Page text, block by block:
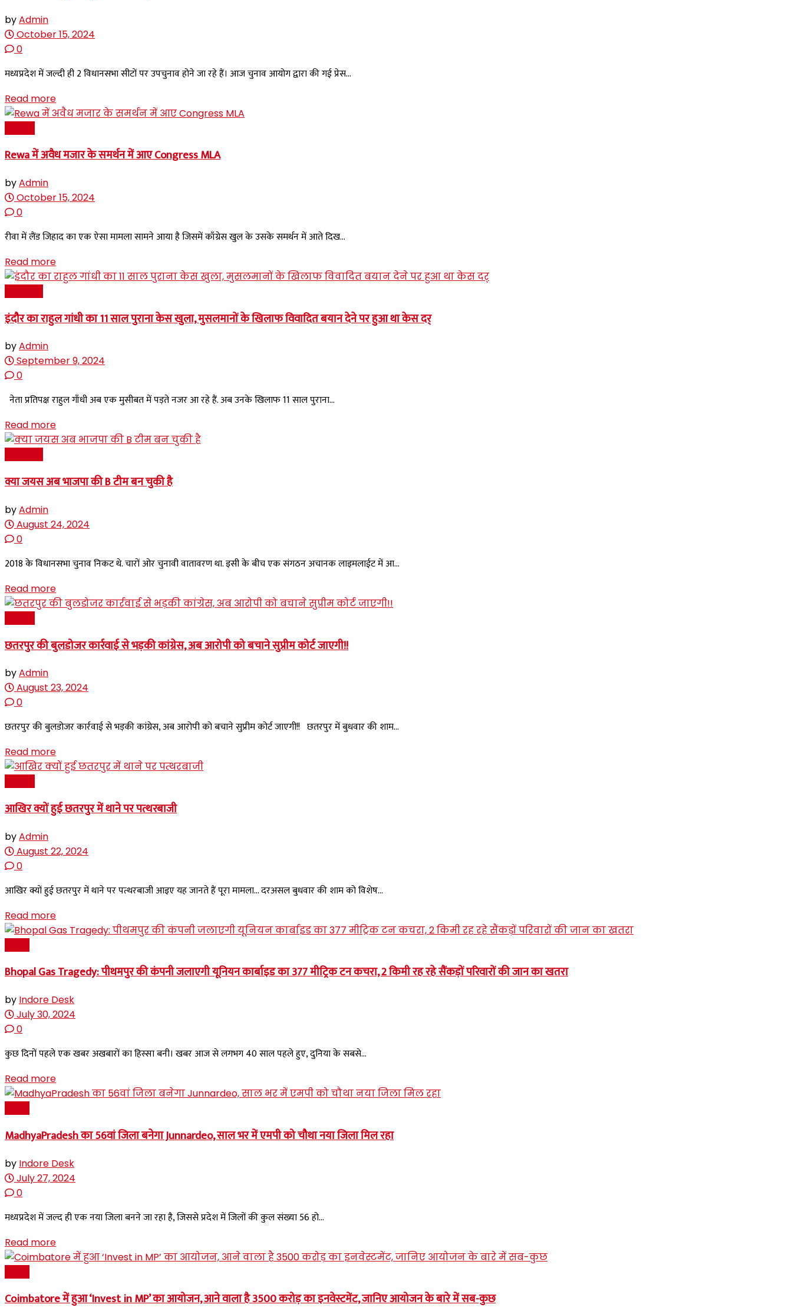
byAdmin
October 15, 2024
0
मध्यप्रदेश में जल्दी ही 2 विधानसभा सीटों पर उपचुनाव होने जा रहे हैं। आज चुनाव आयोग द्वारा की गई प्रेस...
Read more
Rewa में अवैध मजार के समर्थन में आए Congress MLA
byAdmin
October 15, 2024
0
रीवा में लैंड जिहाद का एक ऐसा मामला सामने आया है जिसमें काँग्रेस खुल के उसके समर्थन में आते दिख...
Read more
इंदौर का राहुल गांधी का 11 साल पुराना केस खुला, मुसलमानों के खिलाफ विवादित बयान देने पर हुआ था केस दर्
byAdmin
September 9, 2024
0
नेता प्रतिपक्ष राहुल गाँधी अब एक मुसीबत में पड़ते नजर आ रहे हैं. अब उनके खिलाफ 11 साल पुराना...
Read more
क्या जयस अब भाजपा की B टीम बन चुकी है
byAdmin
August 24, 2024
0
2018 के विधानसभा चुनाव निकट थे. चारों ओर चुनावी वातावरण था. इसी के बीच एक संगठन अचानक लाइमलाईट में आ...
Read more
छतरपुर की बुलडोजर कार्रवाई से भड़की कांग्रेस, अब आरोपी को बचाने सुप्रीम कोर्ट जाएगी!!
byAdmin
August 23, 2024
0
छतरपुर की बुलडोजर कार्रवाई से भड़की कांग्रेस, अब आरोपी को बचाने सुप्रीम कोर्ट जाएगी!! छतरपुर में बुधवार की शाम...
Read more
आखिर क्यों हुई छतरपुर में थाने पर पत्थरबाजी
byAdmin
August 22, 2024
0
आखिर क्यों हुई छतरपुर में थाने पर पत्थरबाजी आइए यह जानते हैं पूरा मामला... दरअसल बुधवार की शाम को विशेष...
Read more
Bhopal Gas Tragedy: पीथमपुर की कंपनी जलाएगी यूनियन कार्बाइड का 377 मीट्रिक टन कचरा, 2 किमी रह रहे सैंकड़ों परिवारों की जान का खतरा
by Indore Desk
July 30, 2024
0
कुछ दिनों पहले एक खबर अखबारों का हिस्सा बनी। खबर आज से लगभग 40 साल पहले हुए, दुनिया के सबसे...
Read more
MadhyaPradesh का 56वां जिला बनेगा Junnardeo, साल भर में एमपी को चौथा नया जिला मिल रहा
by Indore Desk
July 27, 2024
0
मध्यप्रदेश में जल्द ही एक नया जिला बनने जा रहा है, जिससे प्रदेश में जिलों की कुल संख्या 56 हो...
Read more
Coimbatore में हुआ ‘Invest in MP’ का आयोजन, आने वाला है 3500 करोड़ का इनवेस्टमेंट, जानिए आयोजन के बारे में सब-कुछ